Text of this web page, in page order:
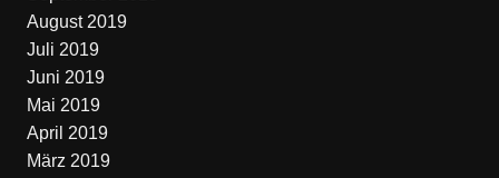
August 2019
Juli 2019
Juni 2019
Mai 2019
April 2019
März 2019